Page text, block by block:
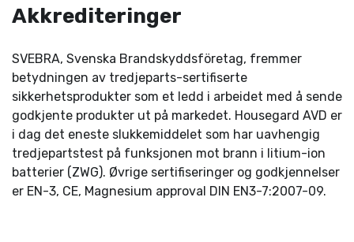
Akkrediteringer
SVEBRA, Svenska Brandskyddsföretag, fremmer
betydningen av tredjeparts-sertifiserte
sikkerhetsprodukter som et ledd i arbeidet med å sende
godkjente produkter ut på markedet. Housegard AVD er
i dag det eneste slukkemiddelet som har uavhengig
tredjepartstest på funksjonen mot brann i litium-ion
batterier (ZWG). Øvrige sertifiseringer og godkjennelser
er EN-3, CE, Magnesium approval DIN EN3-7:2007-09.